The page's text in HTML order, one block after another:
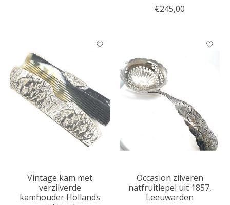
€245,00
Vintage kam met
verzilverde
kamhouder Hollands
Occasion zilveren
natfruitlepel uit 1857,
Leeuwarden